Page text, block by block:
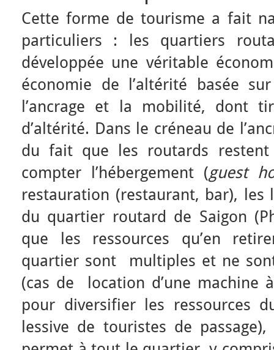
Cette forme de tourisme a fait
particuliers : les quartiers
développée une véritable
économie de l’altérité basée
l’ancrage et la mobilité, dont
d’altérité. Dans le créneau de
du fait que les routards
compter l’hébergement (guest
restauration (restaurant, bar), les
du quartier routard de Saigon
que les ressources qu’en
quartier sont multiples et ne
(cas de location d’une machine
pour diversifier les ressources
lessive de touristes de